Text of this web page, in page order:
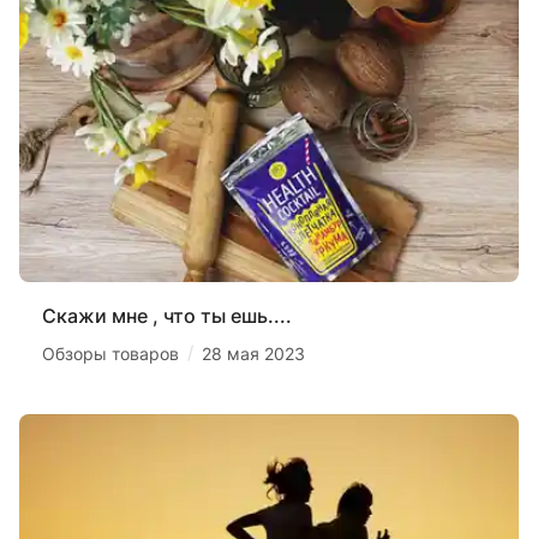
Скажи мне , что ты ешь....
Обзоры товаров / 28 мая 2023